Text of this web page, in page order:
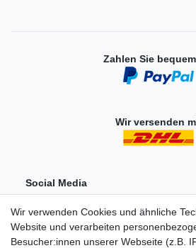
Zahlen Sie
Wir versenden
Social Media
Wir verwenden Cookies und ähnliche
Website und verarbeiten
Besucher:innen unserer Webseite (z.B.